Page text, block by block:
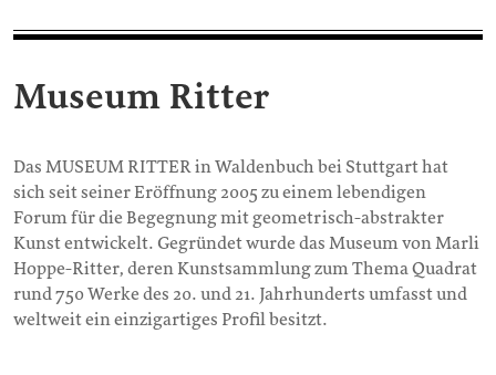
Museum Ritter
Das MUSEUM RITTER in Waldenbuch bei Stuttgart hat
sich seit seiner Eröffnung 2005 zu einem lebendigen
Forum für die Begegnung mit geometrisch-abstrakter
Kunst entwickelt. Gegründet wurde das Museum von Marli
Hoppe-Ritter, deren Kunstsammlung zum Thema Quadrat
rund 750 Werke des 20. und 21. Jahrhunderts umfasst und
weltweit ein einzigartiges Profil besitzt.